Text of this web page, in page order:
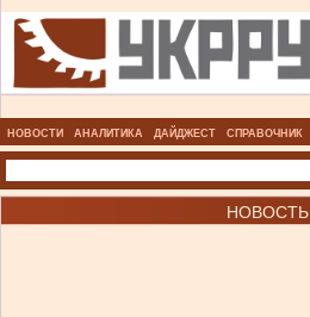
НОВОСТИ АНАЛИТИКА ДАЙДЖЕСТ СПРАВОЧНИК
НОВОСТЬ